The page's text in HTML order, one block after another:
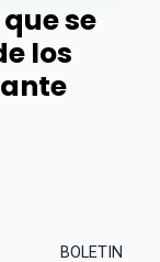
se
los
BOLETIN